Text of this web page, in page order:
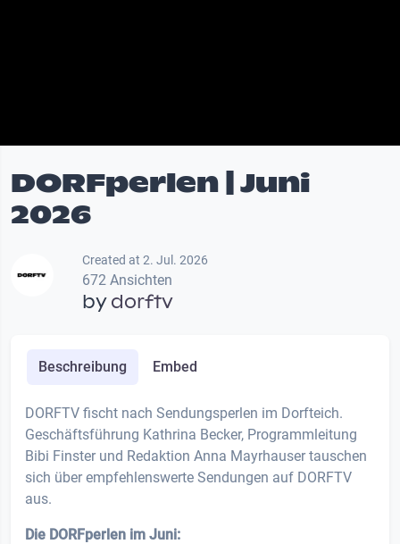
DORFperlen | Juni
2026
Created at 2. Jul. 2026
672 Ansichten
bydorftv
Beschreibung Embed
DORFTV fischt nach Sendungsperlen im Dorfteich.
Geschäftsführung Kathrina Becker, Programmleitung
Bibi Finster und Redaktion Anna Mayrhauser tauschen
sich über empfehlenswerte Sendungen auf DORFTV
aus.
Die DORFperlen im Juni: